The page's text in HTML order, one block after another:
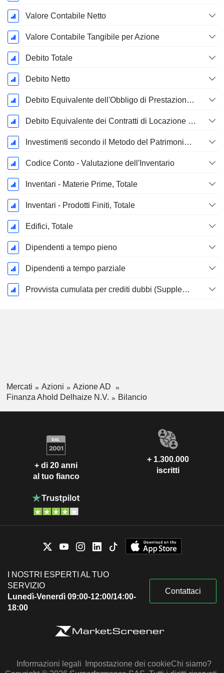
Valore Contabile Netto
Valore Contabile Tangibile per Azione
Debito Totale
Debito Netto
Debito Equivalente dell'Obbligo di Prestazione Progettata Non Finanziata
Debito Equivalente dei Contratti di Locazione Operativi
Investimenti secondo il Metodo del Patrimonio Netto, Totale
Codice Conto - Valutazione dell'Inventario
Inventari - Materie Prime, Totale
Inventari - Prodotti Finiti, Totale
Edifici, Totale
Dipendenti a tempo pieno
Dipendenti a tempo parziale
Provvista cumulata per crediti dubbi (Supplemento)
Mercati Azioni
Azione AD
Finanza Ahold Delhaize N.V.
Bilancio
+ di 20 anni
al tuo fianco
+ 1.300.000
iscritti
I NOSTRI ESPERTI AL TUO
SERVIZIO
Lunedì-Venerdì 09:00-12:00/14:00-
18:00
Contattaci
Informazioni legali Impostazione dei cookieChi siamo?